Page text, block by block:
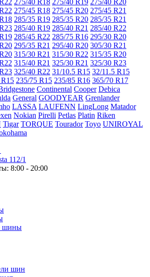
275/40 R18 275/40 R19 275/40 R20
275/45 R18 275/45 R20 275/45 R21
285/35 R19 285/35 R20 285/35 R21
285/40 R19 285/40 R21 285/40 R22
285/45 R22 285/75 R16 295/30 R20
295/35 R21 295/40 R20 305/30 R21
315/30 R21 315/30 R22 315/35 R20
315/40 R21 325/30 R21 325/30 R23
325/40 R22 31/10.5 R15 32/11.5 R15
235/75 R15 235/85 R16 365/70 R17
Continental Cooper Debica
General GOODYEAR Grenlander
LASSA LAUFENN LingLong Matador
Nokian Pirelli Petlas Platin Riken
Tigar TORQUE Tourador Toyo UNIROYAL
112/1
8:00 - 20:00
шины
шин